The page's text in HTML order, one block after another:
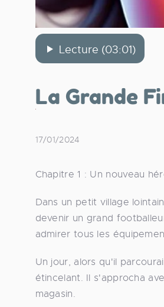
Lecture (03:01)
La Grande
17/01/2024
Chapitre 1 : Un nouveau
Dans un petit village
devenir un grand
admirer tous les
Un jour, alors qu'il
étincelant. Il s'approcha
magasin.